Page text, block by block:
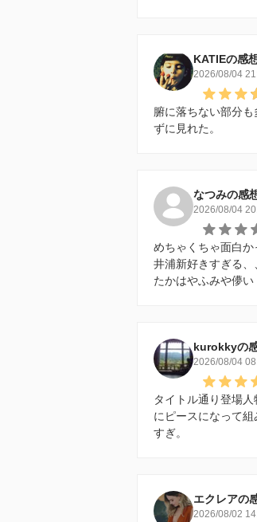
KATIEの感
2026/08/04
腑に落ちない部分
ずに見れた。
なつみの感
2026/08/04
めちゃくちゃ面白か
井浦新好きすぎる、
たかはやふみや儚い
kurokkyの
2026/08/04
タイトル通り登場
にピースになって
すぎ。
エクレアの
2026/08/02